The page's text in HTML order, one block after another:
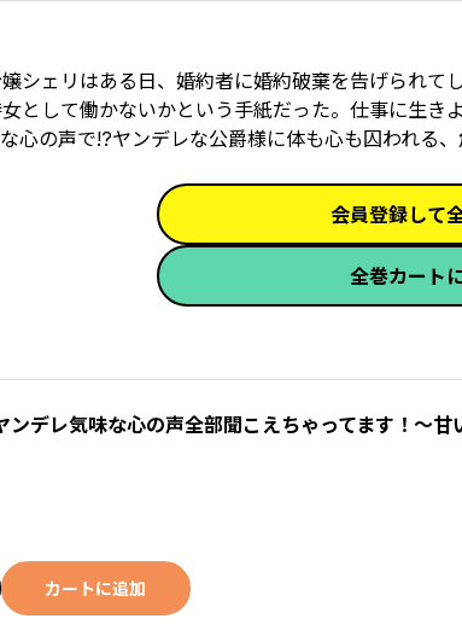
シェリはある日、婚約者に婚約破棄を告げられて
として働かないかという手紙だった。仕事に生き
心の声で――!?ヤンデレな公爵様に体も心も囚われる
会員登録して
全巻カート
ンデレ気味な心の声全部聞こえちゃってます！～甘
カートに追加